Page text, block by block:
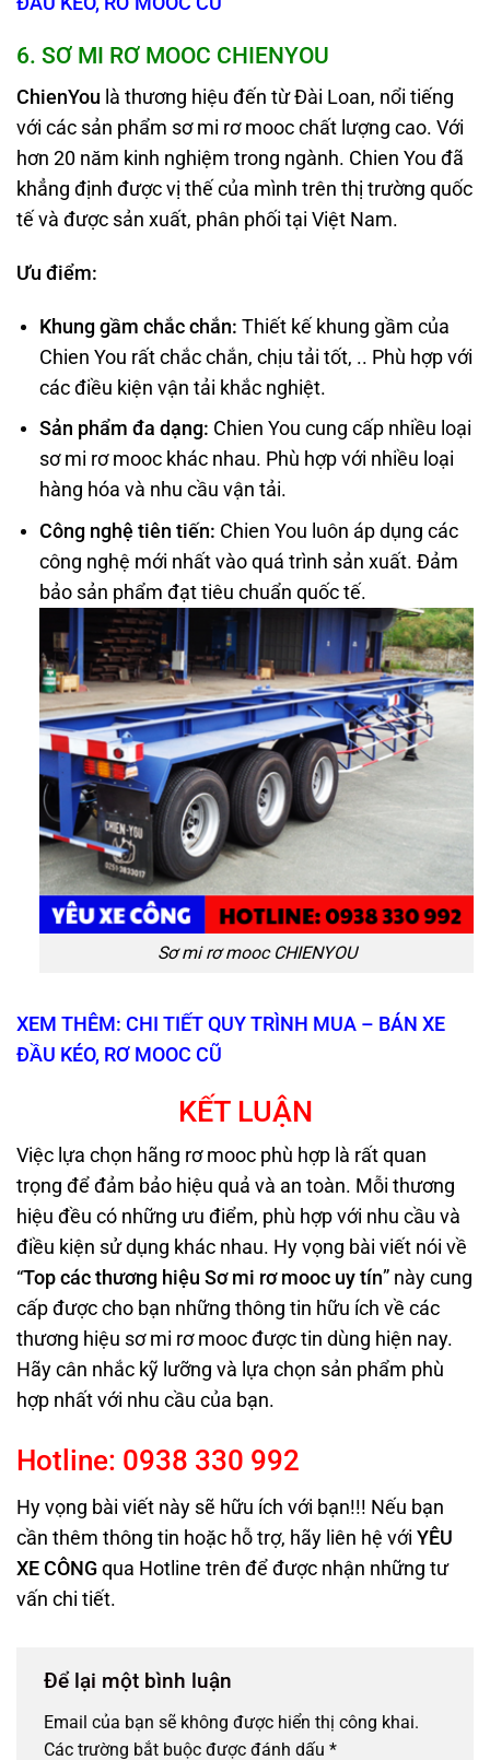
6. SƠ MI RƠ MOOC CHIENYOU
ChienYou là thương hiệu đến từ Đài Loan, nổi tiếng
với các sản phẩm sơ mi rơ mooc chất lượng cao. Với
hơn 20 năm kinh nghiệm trong ngành. Chien You đã
khẳng định được vị thế của mình trên thị trường quốc
tế và được sản xuất, phân phối tại Việt Nam.
Ưu điểm:
Khung gầm chắc chắn: Thiết kế khung gầm của
Chien You rất chắc chắn, chịu tải tốt, .. Phù hợp với
các điều kiện vận tải khắc nghiệt.
Sản phẩm đa dạng: Chien You cung cấp nhiều loại
sơ mi rơ mooc khác nhau. Phù hợp với nhiều loại
hàng hóa và nhu cầu vận tải.
Công nghệ tiên tiến: Chien You luôn áp dụng các
công nghệ mới nhất vào quá trình sản xuất. Đảm
bảo sản phẩm đạt tiêu chuẩn quốc tế.
Sơ mi rơ mooc CHIENYOU
XEM THÊM: CHI TIẾT QUY TRÌNH MUA – BÁN XE
ĐẦU KÉO, RƠ MOOC CŨ
KẾT LUẬN
Việc lựa chọn hãng rơ mooc phù hợp là rất quan
trọng để đảm bảo hiệu quả và an toàn. Mỗi thương
hiệu đều có những ưu điểm, phù hợp với nhu cầu và
điều kiện sử dụng khác nhau. Hy vọng bài viết nói về
“Top các thương hiệu Sơ mi rơ mooc uy tín” này cung
cấp được cho bạn những thông tin hữu ích về các
thương hiệu sơ mi rơ mooc được tin dùng hiện nay.
Hãy cân nhắc kỹ lưỡng và lựa chọn sản phẩm phù
hợp nhất với nhu cầu của bạn.
Hotline: 0938 330 992
Hy vọng bài viết này sẽ hữu ích với bạn!!! Nếu bạn
cần thêm thông tin hoặc hỗ trợ, hãy liên hệ với YÊU
XE CÔNG qua Hotline trên để được nhận những tư
vấn chi tiết.
Để lại một bình luận
Email của bạn sẽ không được hiển thị công khai.
Các trường bắt buộc được đánh dấu *